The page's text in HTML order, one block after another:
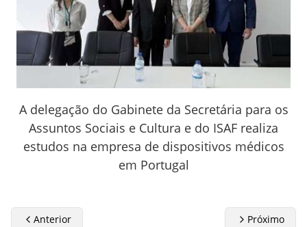
A delegação do Gabinete da Secretária para os
Assuntos Sociais e Cultura e do ISAF realiza
estudos na empresa de dispositivos médicos
em Portugal
Anterior Próximo